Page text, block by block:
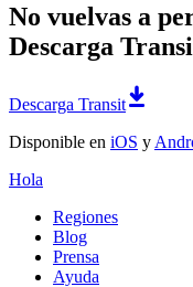
No vuelvas a
Descarga
Descarga Transit
Disponible en iOS y
Hola
Regiones
Blog
Prensa
Ayuda